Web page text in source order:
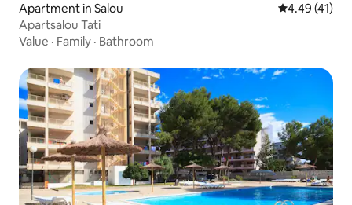
Apartment in Salou 4.49 out of 5
4.49 (41)
Apartsalou Tati
Value · Family · Bathroom